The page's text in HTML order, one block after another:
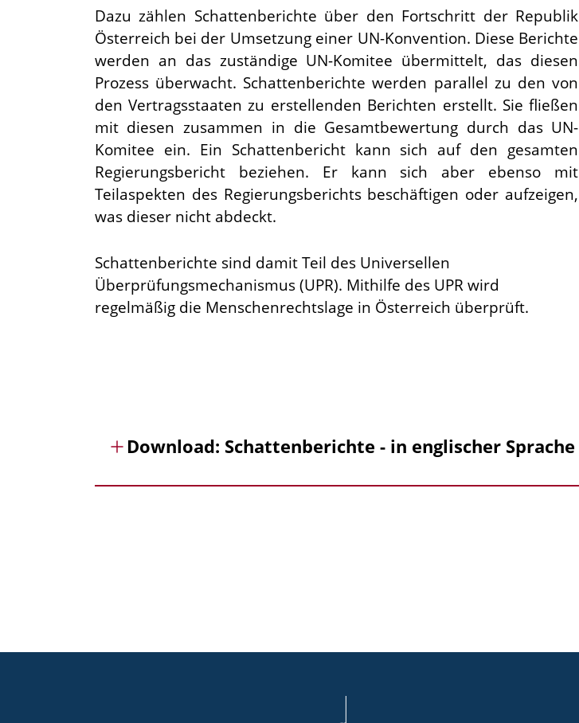
Dazu zählen Schattenberichte über den Fortschritt der Republik
Österreich bei der Umsetzung einer UN-Konvention. Diese Berichte
werden an das zuständige UN-Komitee übermittelt, das diesen
Prozess überwacht. Schattenberichte werden parallel zu den von
den Vertragsstaaten zu erstellenden Berichten erstellt. Sie fließen
mit diesen zusammen in die Gesamtbewertung durch das UN-
Komitee ein. Ein Schattenbericht kann sich auf den gesamten
Regierungsbericht beziehen. Er kann sich aber ebenso mit
Teilaspekten des Regierungsberichts beschäftigen oder aufzeigen,
was dieser nicht abdeckt.
Schattenberichte sind damit Teil des Universellen
Überprüfungsmechanismus (UPR). Mithilfe des UPR wird
regelmäßig die Menschenrechtslage in Österreich überprüft.
Download: Schattenberichte - in englischer Sprache